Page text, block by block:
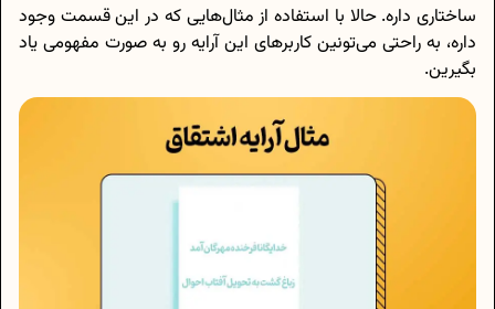
ساختاری داره. حالا با استفاده از مثال‌هایی که در این قسمت وجود
داره، به راحتی می‌تونین کاربرهای این آرایه رو به صورت مفهومی یاد
بگیرین.